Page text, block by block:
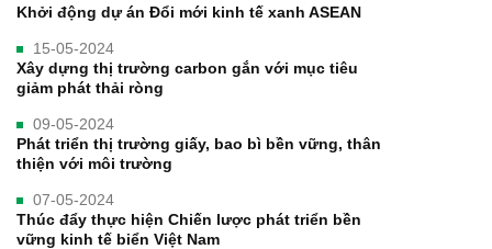
Khởi động dự án Đổi mới kinh tế xanh ASEAN
15-05-2024
Xây dựng thị trường carbon gắn với mục tiêu
giảm phát thải ròng
09-05-2024
Phát triển thị trường giấy, bao bì bền vững, thân
thiện với môi trường
07-05-2024
Thúc đẩy thực hiện Chiến lược phát triển bền
vững kinh tế biển Việt Nam